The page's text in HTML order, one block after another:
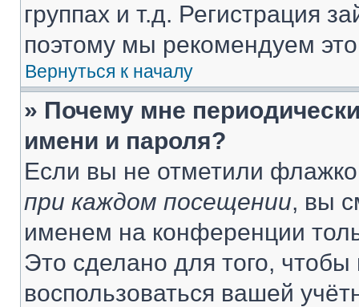
группах и т.д. Регистрация
поэтому мы рекомендуем
Вернуться к началу
» Почему мне
имени и пароля?
Если вы не отметили
при каждом посещении, вы
именем на конференции
Это сделано для того, чтобы
воспользоваться вашей